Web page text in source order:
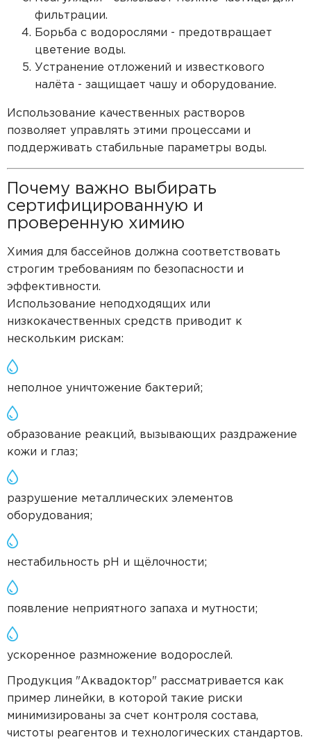
фильтрации.
Борьба с водорослями - предотвращает
цветение воды.
Устранение отложений и известкового
налёта - защищает чашу и оборудование.
Использование качественных растворов
позволяет управлять этими процессами и
поддерживать стабильные параметры воды.
Почему важно выбирать
сертифицированную и
проверенную химию
Химия для бассейнов должна соответствовать
строгим требованиям по безопасности и
эффективности.
Использование неподходящих или
низкокачественных средств приводит к
нескольким рискам:
неполное уничтожение бактерий;
образование реакций, вызывающих раздражение
кожи и глаз;
разрушение металлических элементов
оборудования;
нестабильность pH и щёлочности;
появление неприятного запаха и мутности;
ускоренное размножение водорослей.
Продукция "Аквадоктор" рассматривается как
пример линейки, в которой такие риски
минимизированы за счет контроля состава,
чистоты реагентов и технологических стандартов.